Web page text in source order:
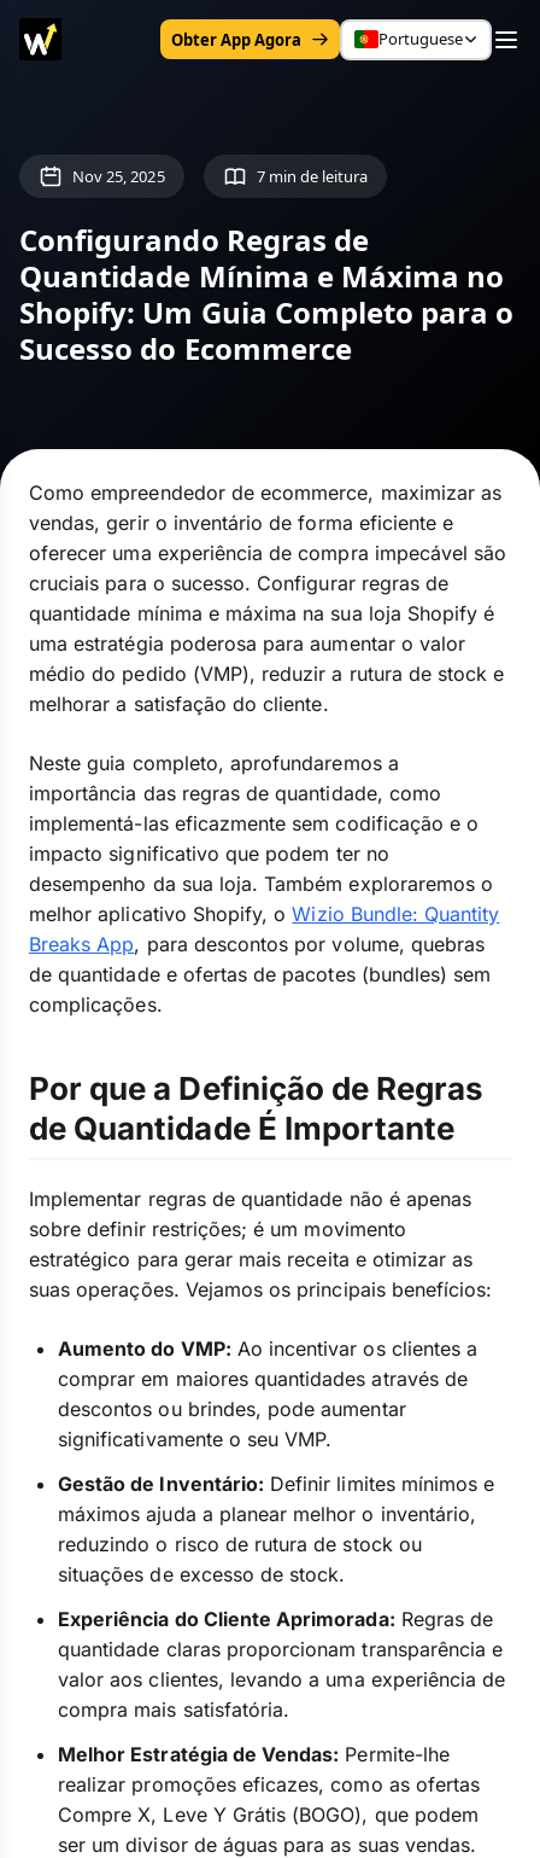
Obter App Agora Portuguese
Nov 25, 2025 7 min de leitura
Configurando Regras de
Quantidade Mínima e Máxima no
Shopify: Um Guia Completo para o
Sucesso do Ecommerce
Como empreendedor de ecommerce, maximizar as
vendas, gerir o inventário de forma eficiente e
oferecer uma experiência de compra impecável são
cruciais para o sucesso. Configurar regras de
quantidade mínima e máxima na sua loja Shopify é
uma estratégia poderosa para aumentar o valor
médio do pedido (VMP), reduzir a rutura de stock e
melhorar a satisfação do cliente.
Neste guia completo, aprofundaremos a
importância das regras de quantidade, como
implementá-las eficazmente sem codificação e o
impacto significativo que podem ter no
desempenho da sua loja. Também exploraremos o
melhor aplicativo Shopify, oWizio Bundle: Quantity
Breaks App, para descontos por volume, quebras
de quantidade e ofertas de pacotes (bundles) sem
complicações.
Por que a Definição de Regras
de Quantidade É Importante
Implementar regras de quantidade não é apenas
sobre definir restrições; é um movimento
estratégico para gerar mais receita e otimizar as
suas operações. Vejamos os principais benefícios:
Aumento do VMP: Ao incentivar os clientes a
comprar em maiores quantidades através de
descontos ou brindes, pode aumentar
significativamente o seu VMP.
Gestão de Inventário: Definir limites mínimos e
máximos ajuda a planear melhor o inventário,
reduzindo o risco de rutura de stock ou
situações de excesso de stock.
Experiência do Cliente Aprimorada: Regras de
quantidade claras proporcionam transparência e
valor aos clientes, levando a uma experiência de
compra mais satisfatória.
Melhor Estratégia de Vendas: Permite-lhe
realizar promoções eficazes, como as ofertas
Compre X, Leve Y Grátis (BOGO), que podem
ser um divisor de águas para as suas vendas.